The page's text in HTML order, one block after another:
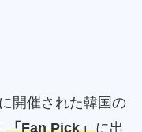
開催された韓国の
「Fan Pick」に出